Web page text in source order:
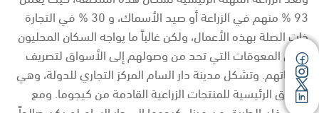
93 % منهم في الزراعة أو صيد الأسماك، و 30 % في التجارة
ذات الصلة بهذه الأعمال، ولكن غالباً ما يواجه السكان المحليون
بعض المعوقات التي تحد من وصولهم إلى الأسواق لتصريف
منتجاتهم. وتشكل مدينة دار السام المركز التجاري للدولة، وهي
السوق الرئيسية للمنتجات الزراعية القادمة من كيجوما. ومع